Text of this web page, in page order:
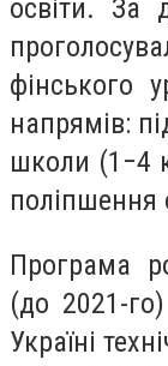
освіти. За
фінського
напрямів:
школи (1−4
поліпшення
Програма
(до 2021-
Україні